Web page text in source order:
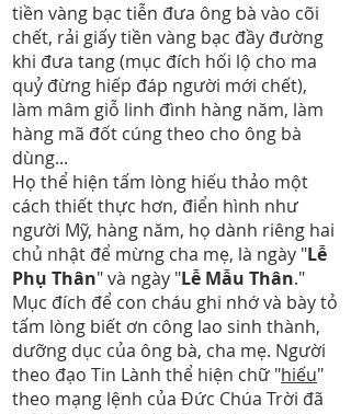
tiền vàng bạc tiễn đưa ông bà vào cõi
chết, rải giấy tiền vàng bạc đầy đường
khi đưa tang (mục đích hối lộ cho ma
quỷ đừng hiếp đáp người mới chết),
làm mâm giỗ linh đình hàng năm, làm
hàng mã đốt cúng theo cho ông bà
dùng...
Họ thể hiện tấm lòng hiếu thảo một
cách thiết thực hơn, điển hình như
người Mỹ, hàng năm, họ dành riêng hai
chủ nhật để mừng cha mẹ, là ngày "Lễ
Phụ Thân" và ngày "Lễ Mẫu Thân."
Mục đích để con cháu ghi nhớ và bày tỏ
tấm lòng biết ơn công lao sinh thành,
dưỡng dục của ông bà, cha mẹ. Người
theo đạo Tin Lành thể hiện chữ "hiếu"
theo mạng lệnh của Đức Chúa Trời đã